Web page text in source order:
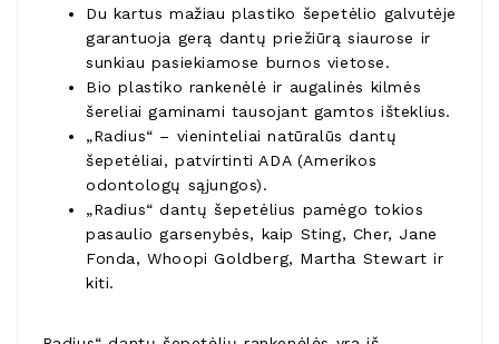
Du kartus mažiau plastiko šepetėlio galvutėje
garantuoja gerą dantų priežiūrą siaurose ir
sunkiau pasiekiamose burnos vietose.
Bio plastiko rankenėlė ir augalinės kilmės
šereliai gaminami tausojant gamtos išteklius.
„Radius“ – vieninteliai natūralūs dantų
šepetėliai, patvirtinti ADA (Amerikos
odontologų sąjungos).
„Radius“ dantų šepetėlius pamėgo tokios
pasaulio garsenybės, kaip Sting, Cher, Jane
Fonda, Whoopi Goldberg, Martha Stewart ir
kiti.